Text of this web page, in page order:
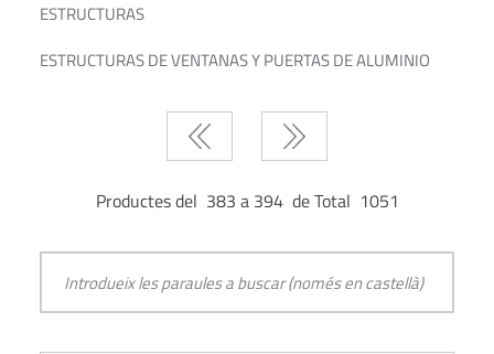
ESTRUCTURAS
ESTRUCTURAS DE VENTANAS Y PUERTAS DE ALUMINIO
Productes del 383 a 394 de Total 1051